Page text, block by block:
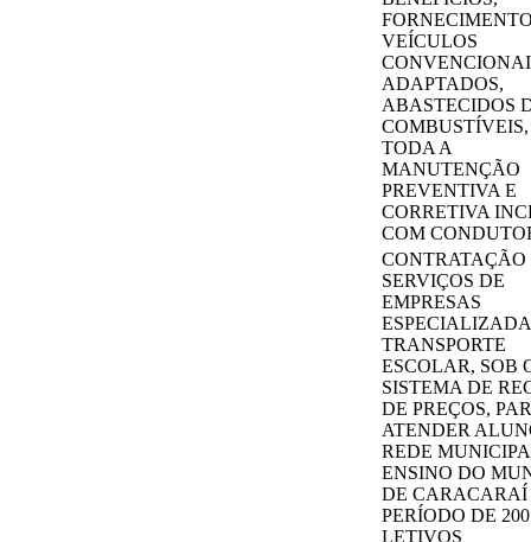
VEÍCULOS
ADAPTADOS,
ABASTECIDOS
TODA A
MANUTENÇÃO
PREVENTIVA E
CORRETIVA
COM
CONTRATAÇÃO
SERVIÇOS DE
EMPRESAS
TRANSPORTE
ESCOLAR, SOB
SISTEMA DE
DE PREÇOS,
ATENDER
REDE
ENSINO DO
DE CARACARAÍ
PERÍODO DE
LETIVOS